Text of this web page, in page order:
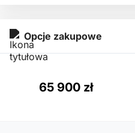
Opcje zakupowe
65 900 zł